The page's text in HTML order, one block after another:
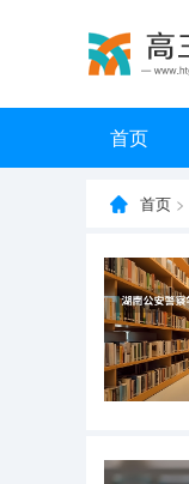
首页
首页 >